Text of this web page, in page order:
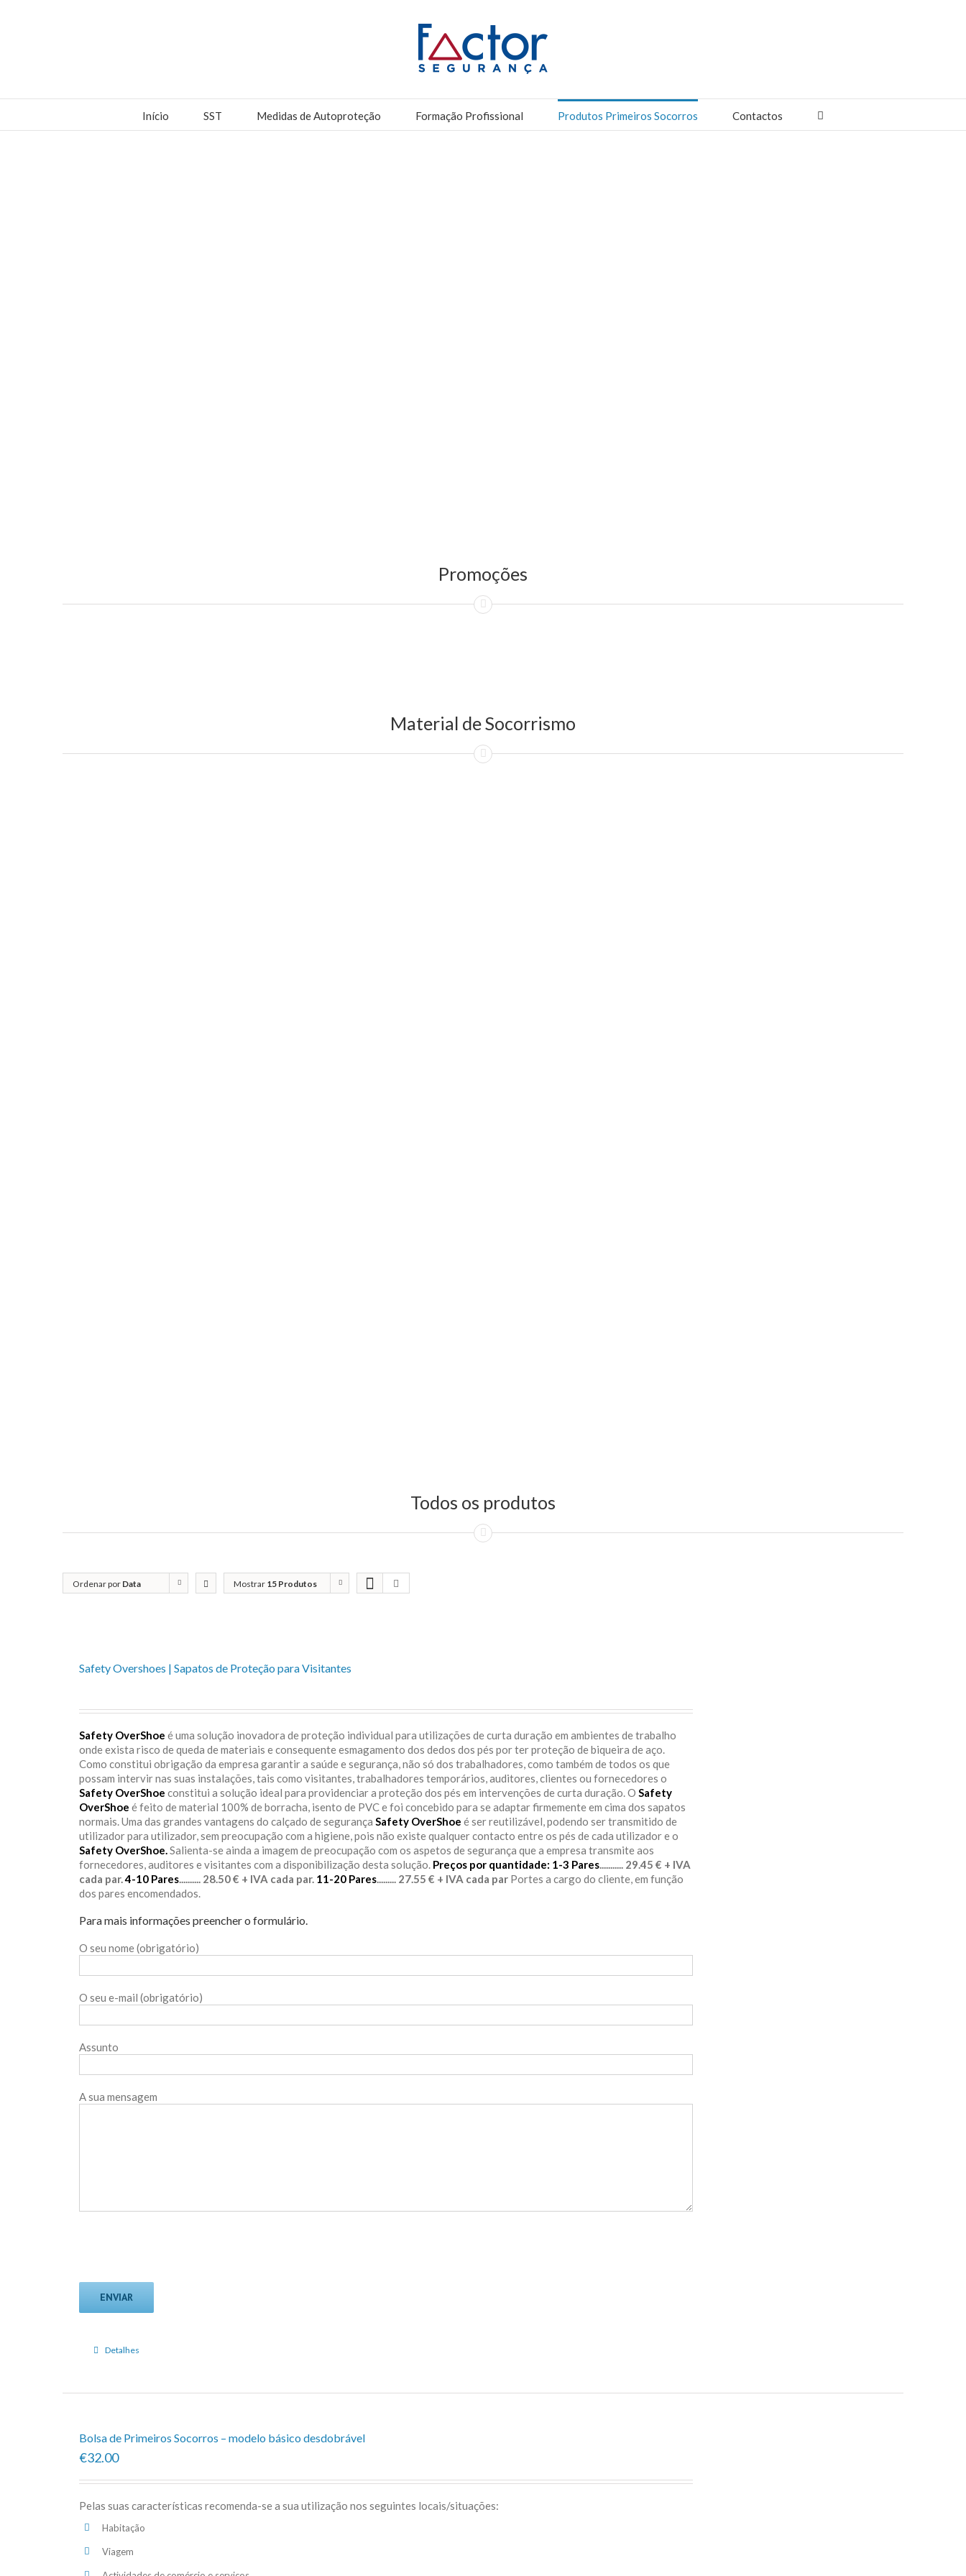
Início SST Medidas de Autoproteção Formação Profissional Produtos Primeiros Socorros Contactos
Promoções
Material de Socorrismo
Todos os produtos
Ordenar por Data Mostrar 15 Produtos
Safety Overshoes | Sapatos de Proteção para Visitantes
Safety OverShoe é uma solução inovadora de proteção individual para utilizações de curta duração em ambientes de trabalho
onde exista risco de queda de materiais e consequente esmagamento dos dedos dos pés por ter proteção de biqueira de aço.
Como constitui obrigação da empresa garantir a saúde e segurança, não só dos trabalhadores, como também de todos os que
possam intervir nas suas instalações, tais como visitantes, trabalhadores temporários, auditores, clientes ou fornecedores o
Safety OverShoe constitui a solução ideal para providenciar a proteção dos pés em intervenções de curta duração. O Safety
OverShoe é feito de material 100% de borracha, isento de PVC e foi concebido para se adaptar firmemente em cima dos sapatos
normais. Uma das grandes vantagens do calçado de segurança Safety OverShoe é ser reutilizável, podendo ser transmitido de
utilizador para utilizador, sem preocupação com a higiene, pois não existe qualquer contacto entre os pés de cada utilizador e o
Safety OverShoe. Salienta-se ainda a imagem de preocupação com os aspetos de segurança que a empresa transmite aos
fornecedores, auditores e visitantes com a disponibilização desta solução. Preços por quantidade: 1-3 Pares ........... 29.45 € + IVA
cada par. 4-10 Pares .......... 28.50 € + IVA cada par. 11-20 Pares ......... 27.55 € + IVA cada par Portes a cargo do cliente, em função
dos pares encomendados.
Para mais informações preencher o formulário.
O seu nome (obrigatório)
O seu e-mail (obrigatório)
Assunto
A sua mensagem
Detalhes
Bolsa de Primeiros Socorros – modelo básico desdobrável
€32.00
Pelas suas características recomenda-se a sua utilização nos seguintes locais/situações:
Habitação
Viagem